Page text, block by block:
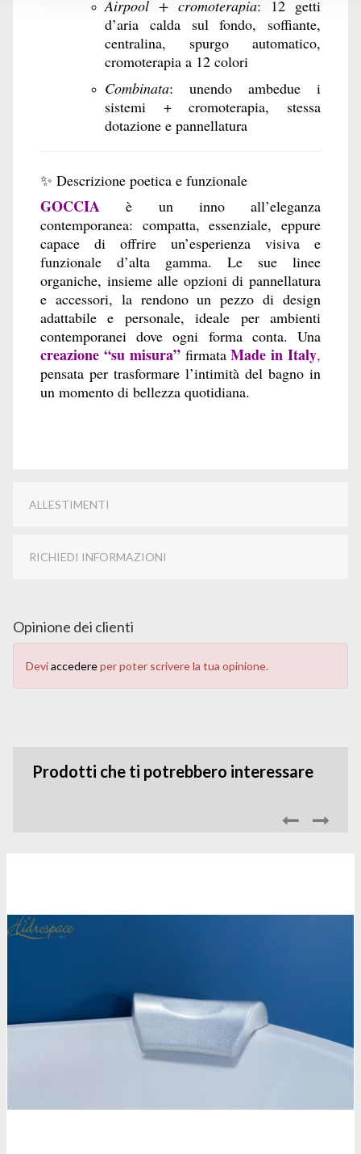
Airpool + cromoterapia: 12 getti
d’aria calda sul fondo, soffiante,
centralina, spurgo automatico,
cromoterapia a 12 colori
Combinata: unendo ambedue i
sistemi + cromoterapia, stessa
dotazione e pannellatura
✨ Descrizione poetica e funzionale
GOCCIA
è un inno all’eleganza
contemporanea: compatta, essenziale, eppure
capace di offrire un’esperienza visiva e
funzionale d’alta gamma. Le sue linee
organiche, insieme alle opzioni di pannellatura
e accessori, la rendono un pezzo di design
adattabile e personale, ideale per ambienti
contemporanei dove ogni forma conta. Una
creazione “su misura” firmataMade in Italy,
pensata per trasformare l’intimità del bagno in
un momento di bellezza quotidiana.
ALLESTIMENTI
RICHIEDI INFORMAZIONI
Opinione dei clienti
Deviaccedereper poter scrivere la tua opinione.
Prodotti che ti potrebbero interessare